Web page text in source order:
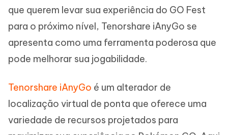
que querem levar sua experiência do GO Fest
para o próximo nível, Tenorshare iAnyGo se
apresenta como uma ferramenta poderosa que
pode melhorar sua jogabilidade.
Tenorshare iAnyGo é um alterador de
localização virtual de ponta que oferece uma
variedade de recursos projetados para